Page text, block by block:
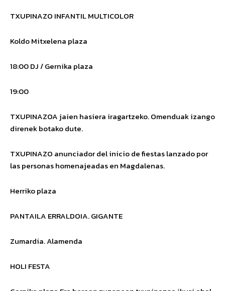
TXUPINAZO INFANTIL MULTICOLOR
Koldo Mitxelena plaza
18:00 DJ/ Gernika plaza
19:00
TXUPINAZOA jaien hasiera iragartzeko. Omenduak izango
direnek botako dute.
TXUPINAZO anunciador del inicio de fiestas lanzado por
las personas homenajeadas en Magdalenas.
Herriko plaza
PANTAILA ERRALDOIA.GIGANTE
Zumardia.Alamenda
HOLI FESTA